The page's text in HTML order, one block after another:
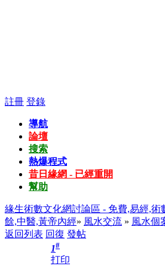
註冊 登錄
導航
論壇
搜索
熱爆程式
昔日緣網 - 已經重開
幫助
緣生術數文化網討論區 - 免費,易經,
餘,中醫,黃帝內經» 風水交流 » 風水個
返回列表 回復 發帖
1#
打印